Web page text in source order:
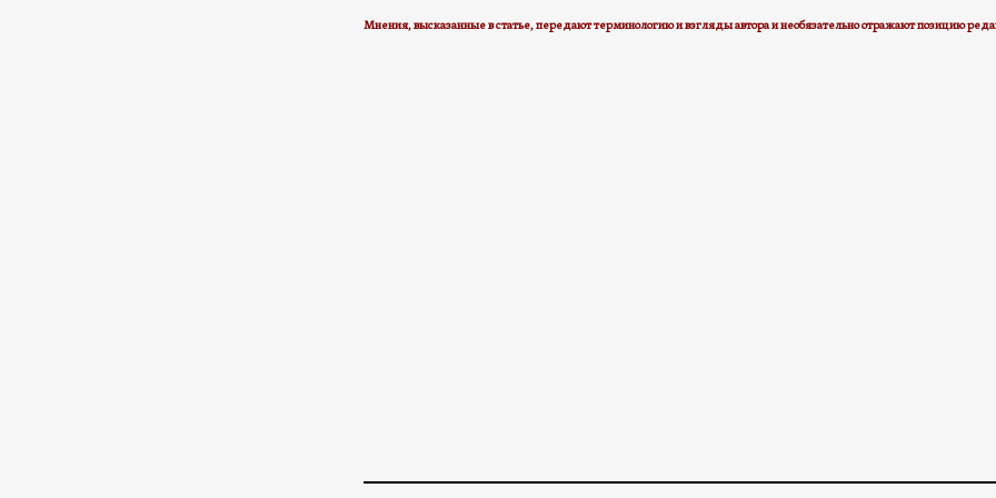
Мнения, высказанные в статье, передают терминологию и взгляды авторa и необязательно отражают позицию